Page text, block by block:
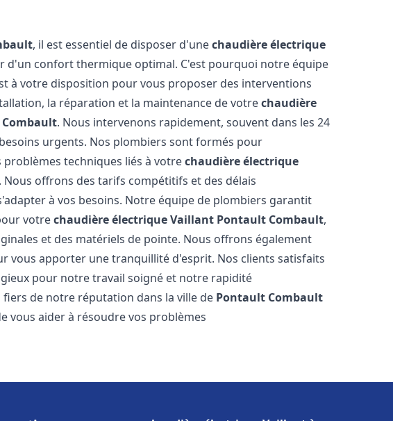
, il est essentiel de disposer d'unechaudière électrique
d'un confort thermique optimal. C'est pourquoi notre équipe
à votre disposition pour vous proposer des interventions
la réparation et la maintenance de votrechaudière
. Nous intervenons rapidement, souvent dans les 24
urgents. Nos plombiers sont formés pour
techniques liés à votrechaudière électrique
. Nous offrons des tarifs compétitifs et des délais
à vos besoins. Notre équipe de plombiers garantit
votrechaudière électrique Vaillant Pontault Combault,
et des matériels de pointe. Nous offrons également
vous apporter une tranquillité d'esprit. Nos clients satisfaits
pour notre travail soigné et notre rapidité
de notre réputation dans la ville de Pontault Combault
vous aider à résoudre vos problèmes